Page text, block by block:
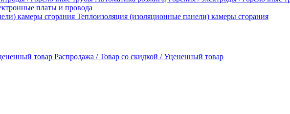
платы и провода
Теплоизоляция (изоляционные панели) камеры сгорания
Распродажа / Товар со скидкой / Уцененный товар